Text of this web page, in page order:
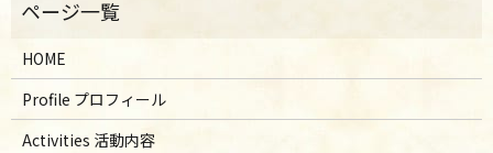
HOME
Profile プロフィール
Activities 活動内容